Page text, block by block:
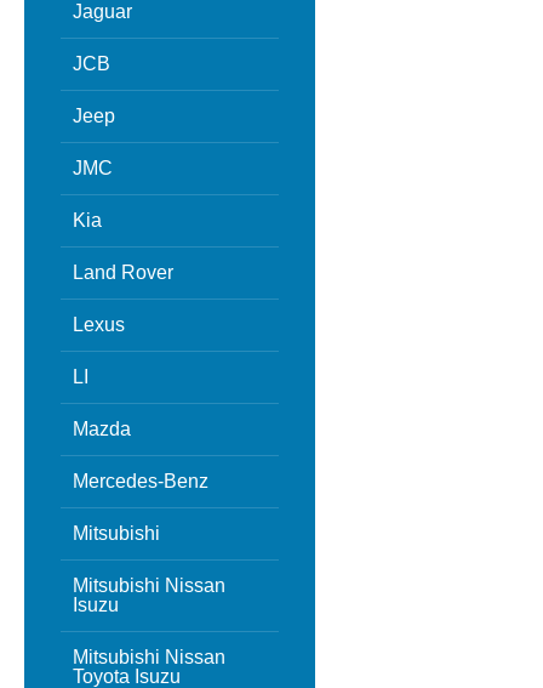
Jaguar
JCB
Jeep
JMC
Kia
Land Rover
Lexus
LI
Mazda
Mercedes-Benz
Mitsubishi
Mitsubishi Nissan
Isuzu
Mitsubishi Nissan
Toyota Isuzu